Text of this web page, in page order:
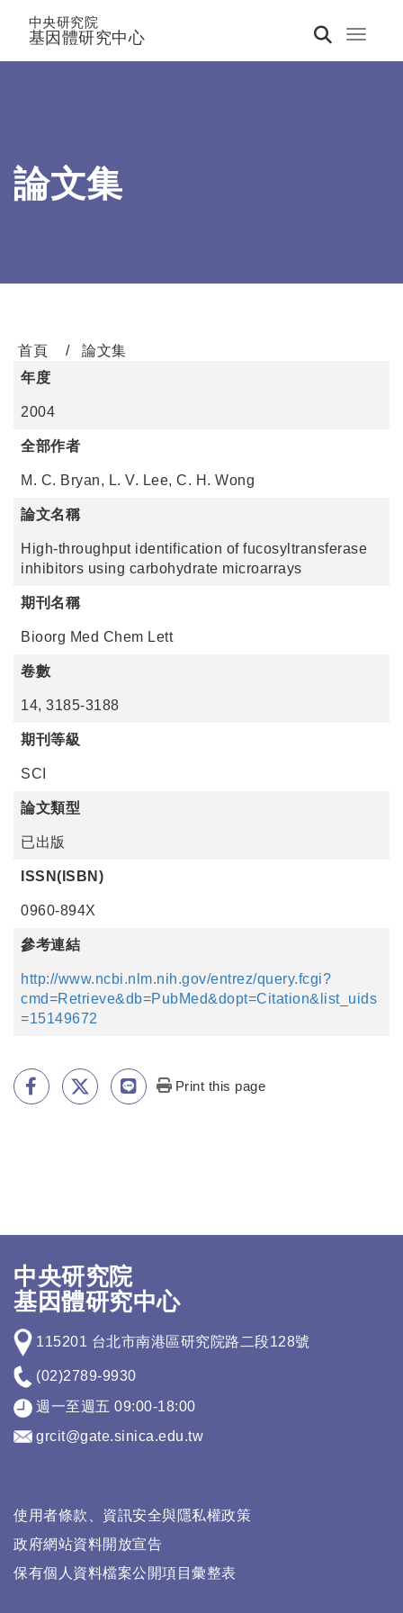
Toggle
中央研究院
基因體研究中心
論文集
首頁
論文集
年度
2004
全部作者
M. C. Bryan, L. V. Lee, C. H. Wong
論文名稱
High-throughput identification of fucosyltransferase
inhibitors using carbohydrate microarrays
期刊名稱
Bioorg Med Chem Lett
卷數
14, 3185-3188
期刊等級
SCI
論文類型
已出版
ISSN(ISBN)
0960-894X
參考連結
http://www.ncbi.nlm.nih.gov/entrez/query.fcgi?
cmd=Retrieve&db=PubMed&dopt=Citation&list_uids
=15149672
Print this page
中央研究院
基因體研究中心
115201 台北市南港區研究院路二段128號
(02)2789-9930
週一至週五 09:00-18:00
grcit@gate.sinica.edu.tw
使用者條款、資訊安全與隱私權政策
政府網站資料開放宣告
保有個人資料檔案公開項目彙整表